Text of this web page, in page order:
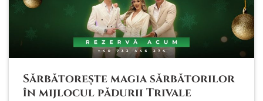
Sărbătorește magia sărbătorilor
în mijlocul pădurii Trivale